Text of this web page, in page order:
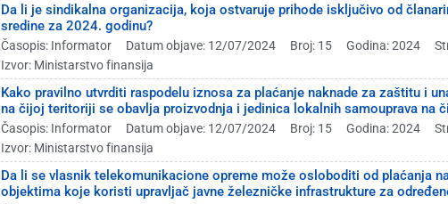
Da li je sindikalna organizacija, koja ostvaruje prihode isključivo od
sredine za 2024. godinu?
Časopis: Informator Datum objave: 12/07/2024 Broj: 15 Godina: 2024
Izvor: Ministarstvo finansija
Kako pravilno utvrditi raspodelu iznosa za plaćanje naknade za zaštitu i
na čijoj teritoriji se obavlja proizvodnja i jedinica lokalnih samouprava na
Časopis: Informator Datum objave: 12/07/2024 Broj: 15 Godina: 2024
Izvor: Ministarstvo finansija
Da li se vlasnik telekomunikacione opreme može osloboditi od plaćanja
objektima koje koristi upravljač javne železničke infrastrukture za